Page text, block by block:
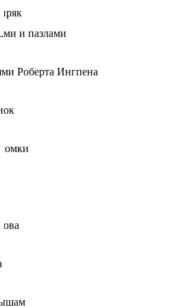
и пазлами
Роберта Ингпена